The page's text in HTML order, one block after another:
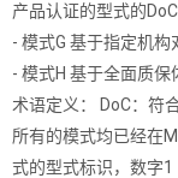
产品认证的型式的DoC
- 模式G 基于指定机
- 模式H 基于全面质保
术语定义： DoC：符
所有的模式均已经在
式的型式标识，数字